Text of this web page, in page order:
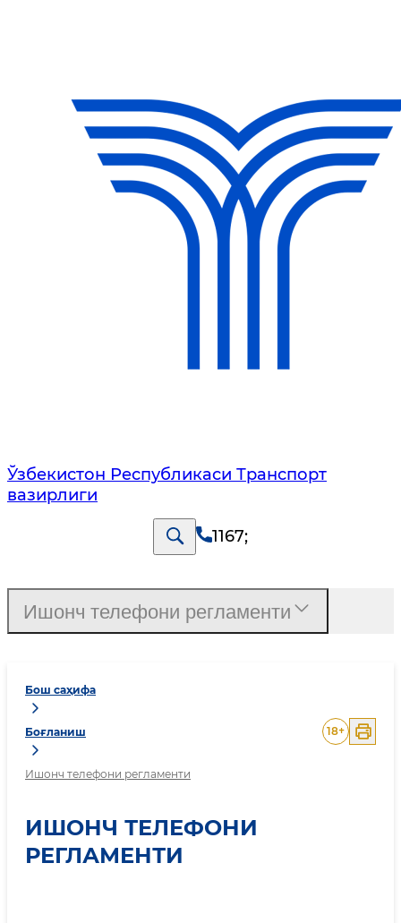
Ўзбекистон Республикаси Транспорт
вазирлиги
1167;
Бош саҳифа
Боғланиш
Ишонч телефони регламенти
18+
ИШОНЧ ТЕЛЕФОНИ
РЕГЛАМЕНТИ
Ишонч телефони регламенти